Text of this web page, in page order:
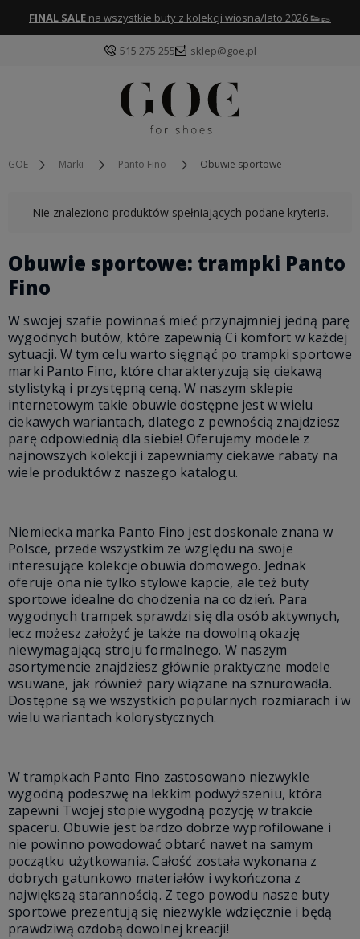
FINAL SALE na wszystkie buty z kolekcji wiosna/lato 2026 👟👞
515 275 255 sklep@goe.pl
GOE Marki Panto Fino Obuwie sportowe
Nie znaleziono produktów spełniających podane kryteria.
Obuwie sportowe: trampki Panto
Fino
W swojej szafie powinnaś mieć przynajmniej jedną parę
wygodnych butów, które zapewnią Ci komfort w każdej
sytuacji. W tym celu warto sięgnąć po trampki sportowe
marki Panto Fino, które charakteryzują się ciekawą
stylistyką i przystępną ceną. W naszym sklepie
internetowym takie obuwie dostępne jest w wielu
ciekawych wariantach, dlatego z pewnością znajdziesz
parę odpowiednią dla siebie! Oferujemy modele z
najnowszych kolekcji i zapewniamy ciekawe rabaty na
wiele produktów z naszego katalogu.
Niemiecka marka Panto Fino jest doskonale znana w
Polsce, przede wszystkim ze względu na swoje
interesujące kolekcje obuwia domowego. Jednak
oferuje ona nie tylko stylowe kapcie, ale też buty
sportowe idealne do chodzenia na co dzień. Para
wygodnych trampek sprawdzi się dla osób aktywnych,
lecz możesz założyć je także na dowolną okazję
niewymagającą stroju formalnego. W naszym
asortymencie znajdziesz głównie praktyczne modele
wsuwane, jak również pary wiązane na sznurowadła.
Dostępne są we wszystkich popularnych rozmiarach i w
wielu wariantach kolorystycznych.
W trampkach Panto Fino zastosowano niezwykle
wygodną podeszwę na lekkim podwyższeniu, która
zapewni Twojej stopie wygodną pozycję w trakcie
spaceru. Obuwie jest bardzo dobrze wyprofilowane i
nie powinno powodować obtarć nawet na samym
początku użytkowania. Całość została wykonana z
dobrych gatunkowo materiałów i wykończona z
największą starannością. Z tego powodu nasze buty
sportowe prezentują się niezwykle wdzięcznie i będą
prawdziwą ozdobą dowolnej kreacji!